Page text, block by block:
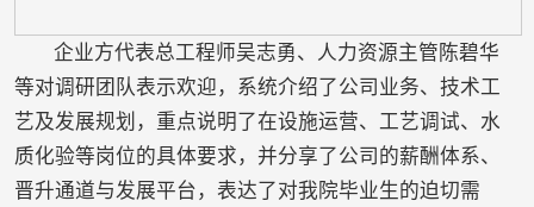
企业方代表总工程师吴志勇、人力资源主管陈碧华
等对调研团队表示欢迎，系统介绍了公司业务、技术工
艺及发展规划，重点说明了在设施运营、工艺调试、水
质化验等岗位的具体要求，并分享了公司的薪酬体系、
晋升通道与发展平台，表达了对我院毕业生的迫切需